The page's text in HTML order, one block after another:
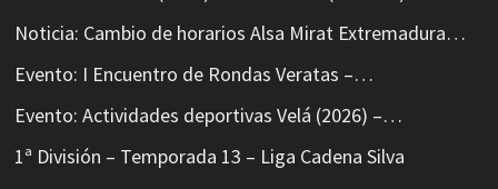
Noticia: Cambio de horarios Alsa Mirat Extremadura…
Evento: I Encuentro de Rondas Veratas –…
Evento: Actividades deportivas Velá (2026) –…
1ª División – Temporada 13 – Liga Cadena Silva